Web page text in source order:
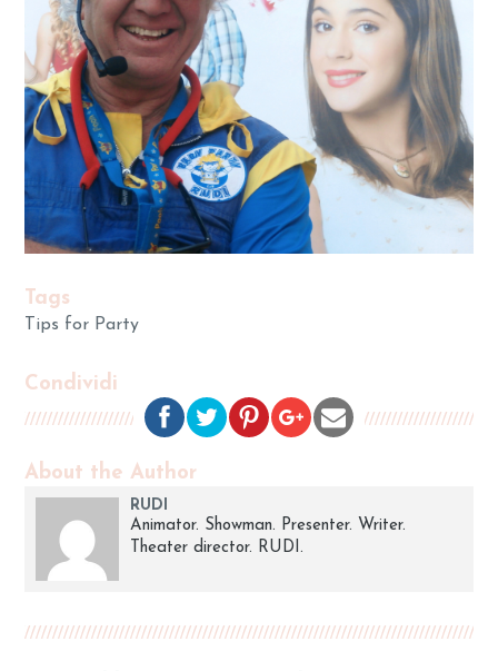
Tags
Tips for Party
Condividi
About the Author
RUDI
Animator. Showman. Presenter. Writer.
Theater director. RUDI.